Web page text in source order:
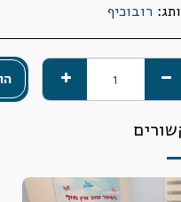
רובוכיף